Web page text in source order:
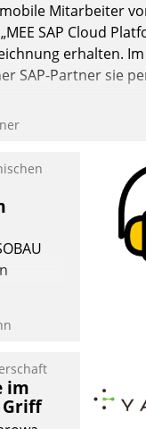
Mitarbeiter
SAP Cloud
erhalten.
SAP-Partner sie
das
und
im
Griff